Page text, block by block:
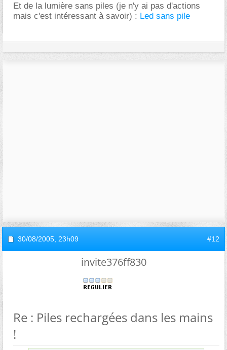
Et de la lumière sans piles (je n'y ai pas d'actions
mais c'est intéressant à savoir) : Led sans pile
30/08/2005, 23h09 #12
invite376ff830
Re : Piles rechargées dans les mains
!